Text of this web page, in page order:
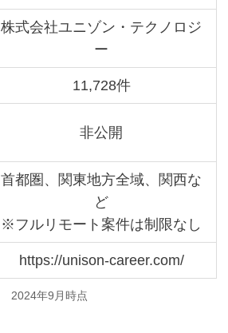
株式会社ユニゾン・テクノロジ
ー
11,728件
非公開
首都圏、関東地方全域、関西な
ど
※フルリモート案件は制限なし
https://unison-career.com/
2024年9月時点